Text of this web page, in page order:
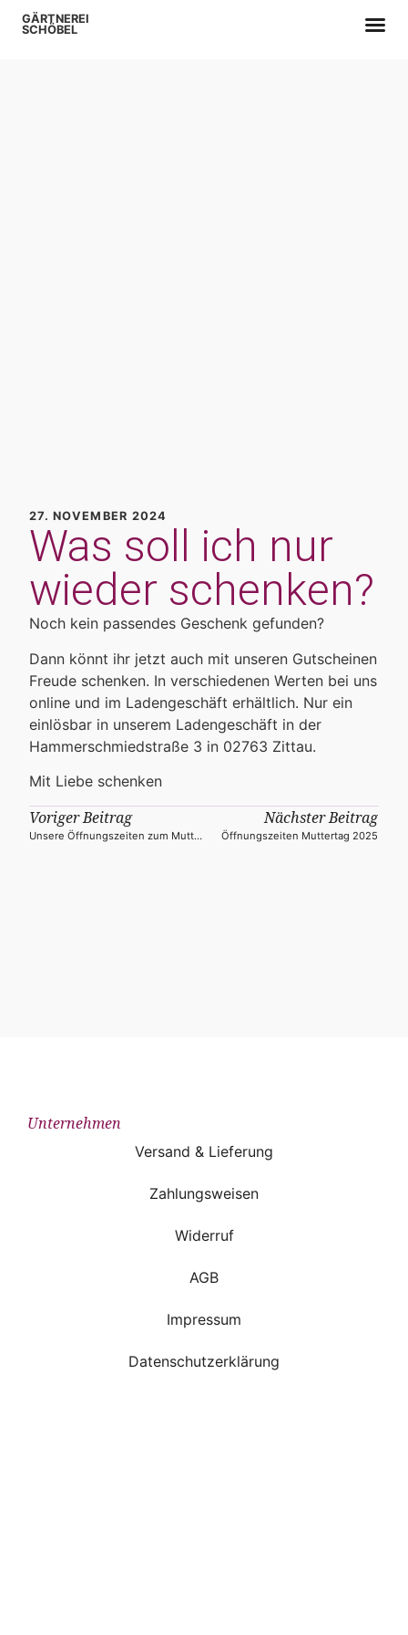
GÄRTNEREI
SCHÖBEL
27. NOVEMBER 2024
Was soll ich nur
wieder schenken?
Noch kein passendes Geschenk gefunden?
Dann könnt ihr jetzt auch mit unseren Gutscheinen
Freude schenken. In verschiedenen Werten bei uns
online und im Ladengeschäft erhältlich. Nur ein
einlösbar in unserem Ladengeschäft in der
Hammerschmiedstraße 3 in 02763 Zittau.
Mit Liebe schenken
Voriger Beitrag
Unsere Öffnungszeiten zum Muttertagswochenende
Nächster Beitrag
Öffnungszeiten Muttertag 2025
Unternehmen
Versand & Lieferung
Zahlungsweisen
Widerruf
AGB
Impressum
Datenschutzerklärung